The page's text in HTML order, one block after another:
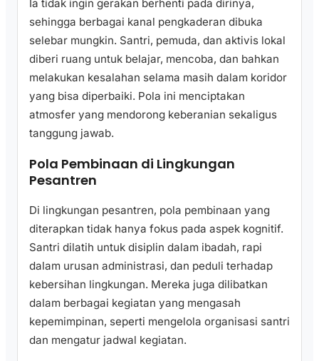
Ia tidak ingin gerakan berhenti pada dirinya,
sehingga berbagai kanal pengkaderan dibuka
selebar mungkin. Santri, pemuda, dan aktivis lokal
diberi ruang untuk belajar, mencoba, dan bahkan
melakukan kesalahan selama masih dalam koridor
yang bisa diperbaiki. Pola ini menciptakan
atmosfer yang mendorong keberanian sekaligus
tanggung jawab.
Pola Pembinaan di Lingkungan
Pesantren
Di lingkungan pesantren, pola pembinaan yang
diterapkan tidak hanya fokus pada aspek kognitif.
Santri dilatih untuk disiplin dalam ibadah, rapi
dalam urusan administrasi, dan peduli terhadap
kebersihan lingkungan. Mereka juga dilibatkan
dalam berbagai kegiatan yang mengasah
kepemimpinan, seperti mengelola organisasi santri
dan mengatur jadwal kegiatan.